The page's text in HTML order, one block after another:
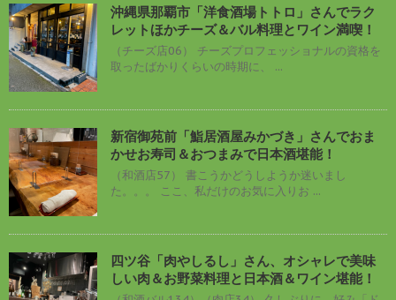
沖縄県那覇市「洋食酒場トトロ」さんでラク
レットほかチーズ＆バル料理とワイン満喫！
（チーズ店06） チーズプロフェッショナルの資格を
取ったばかりくらいの時期に、 ...
新宿御苑前「鮨居酒屋みかづき」さんでおま
かせお寿司＆おつまみで日本酒堪能！
（和酒店57） 書こうかどうしようか迷いまし
た。。。 ここ、私だけのお気に入りお ...
四ツ谷「肉やしるし」さん、オシャレで美味
しい肉＆お野菜料理と日本酒＆ワイン堪能！